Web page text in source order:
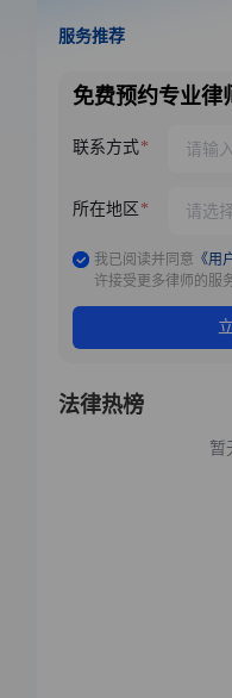
服务推荐
免费预约专业律
联系方式
所在地区
我已阅读并同意 《用
许接受更多律师的服
法律热榜
暂